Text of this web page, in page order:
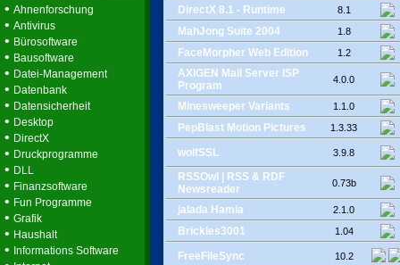
• Ahnenforschung
• Antivirus
• Bürosoftware
• Bausoftware
• Datei-Management
• Datenbank
• Datensicherheit
• Desktop
• DirectX
• Druckprogramme
• DLL
• Finanzsoftware
• Fun Programme
• Grafik
• Haushalt
• Informations Software
DirectX 8.1 - Runtime 8.1
MahJong Suite 2004 1.8
FaceMorpher Web Edition 1.2
AXIGEN Mail Server ISP
Program
4.0.0
Minesweeper Variants 1.1.0
PepBlast Motion Pictures 1.3.33
wolfSSL 3.9.8
RSSOwl | RSS & RDF
Newsreader
0.73b
jalada Hamia 2.1.0
Brickles3001 1.04
FreeFileSync 10.2